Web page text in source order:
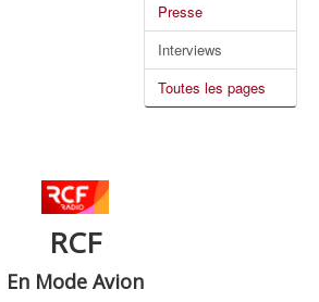
Presse
Interviews
Toutes les pages
RCF
En Mode Avion